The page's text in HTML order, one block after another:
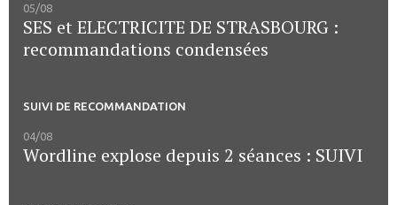
05/08
SES et ELECTRICITE DE STRASBOURG :
recommandations condensées
SUIVI DE RECOMMANDATION
04/08
Wordline explose depuis 2 séances : SUIVI